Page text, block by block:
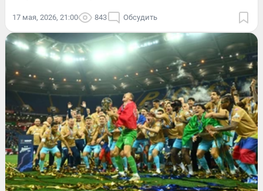
17 мая, 2026, 21:00 843 Обсудить